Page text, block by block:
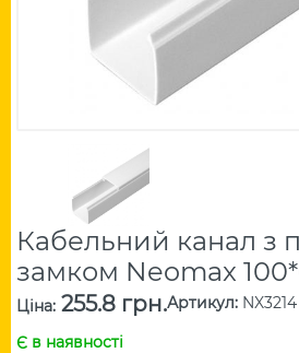
Кабельний канал з
замком Neomax
Ціна: 255.8 грн.Артикул: NX3214
Є в наявності